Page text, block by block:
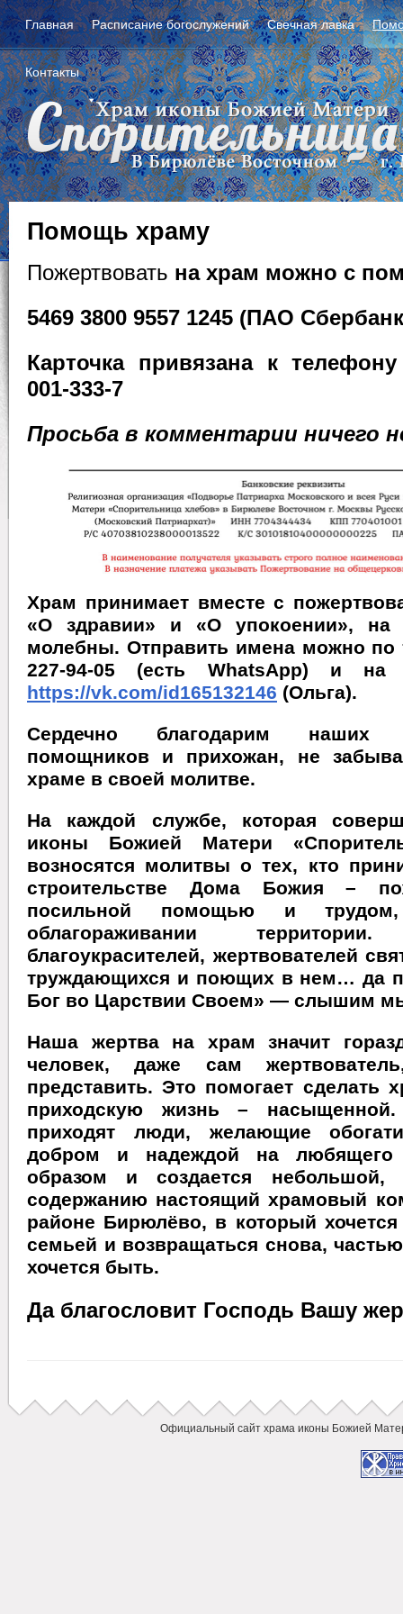
Главная Расписание богослужений Свечная лавка
Контакты
Помощь храму
Пожертвовать на храм можно с
5469 3800 9557 1245 (ПАО
Карточка привязана к
001-333-7
Просьба в комментарии ничего
Храм принимает вместе с
«О здравии» и «О упокоении», на
молебны. Отправить имена можно по
227-94-05 (есть WhatsApp) и на
https://vk.com/id165132146 (Ольга).
Сердечно благодарим наших
помощников и прихожан, не
храме в своей молитве.
На каждой службе, которая
иконы Божией Матери
возносятся молитвы о тех, кто
строительстве Дома Божия –
посильной помощью и
облагораживании территории.
благоукрасителей, жертвователей
труждающихся и поющих в нем… да
Бог во Царствии Своем» — слышим
Наша жертва на храм значит
человек, даже сам
представить. Это помогает сделать
приходскую жизнь –
приходят люди, желающие
добром и надеждой на любящего
образом и создается
содержанию настоящий храмовый
районе Бирюлёво, в который хочется
семьей и возвращаться снова,
хочется быть.
Да благословит Господь Вашу
Официальный сайт храма иконы Божией